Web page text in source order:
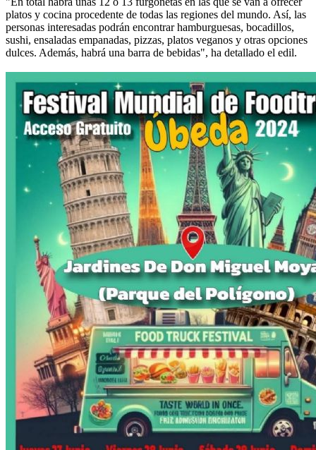
platos y cocina procedente de todas las regiones del mundo. Así, las
personas interesadas podrán encontrar hamburguesas, bocadillos,
sushi, ensaladas empanadas, pizzas, platos veganos y otras opciones
dulces. Además, habrá una barra de bebidas", ha detallado el edil.